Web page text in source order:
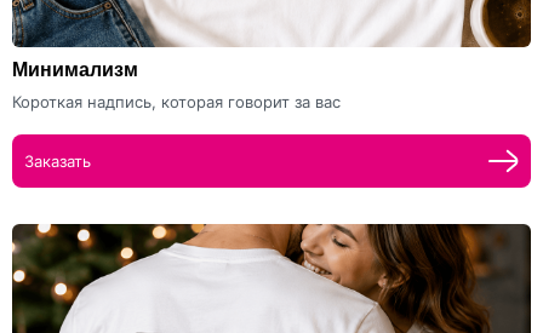
Минимализм
Короткая надпись, которая говорит за вас
Заказать